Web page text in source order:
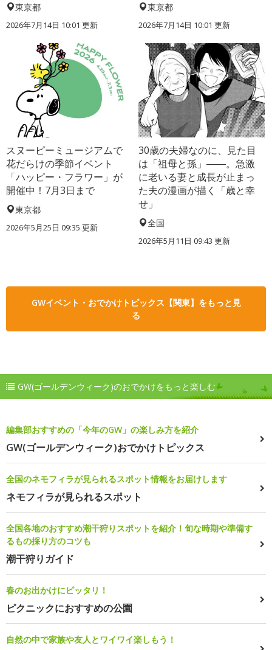
東京都
2026年7月14日 10:01 更新
東京都
2026年7月14日 10:01 更新
スヌーピーミュージアムで
花だらけの季節イベント
「ハッピー・フラワー」が
開催中！7月3日まで
東京都
2026年5月25日 09:35 更新
30歳の夫婦なのに、見た目
は「祖母と孫」――。急激
に老いる妻と成長が止まっ
た夫の漫画が描く「歳と幸
せ」
全国
2026年5月11日 09:43 更新
GWイベント・おでかけトピックス【関東】をもっと見
る
GW(ゴールデンウィーク)のおでかけをもっと楽しむ
編集部おすすめの「今年のGW」の楽しみ方を紹介
GW(ゴールデンウィーク)おでかけトピックス
全国のネモフィラが見られるスポット情報をお届けします
ネモフィラが見られるスポット
全国各地のおすすめ潮干狩りスポットを紹介！旬な時期や準備す
るもの採り方のコツも
潮干狩りガイド
春のお出かけにピッタリ！
ピクニックにおすすめの公園
自然の中で家族や友人とワイワイ楽しもう！